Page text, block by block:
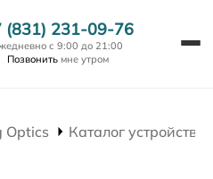
(831) 231-09-76
с 9:00 до 21:00
Позвонить мне утром
Optics Каталог устройств